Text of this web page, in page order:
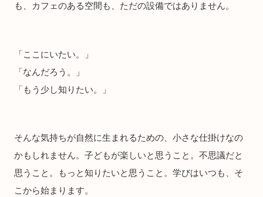
も、カフェのある空間も、ただの設備ではありません。
「ここにいたい。」
「なんだろう。」
「もう少し知りたい。」
そんな気持ちが自然に生まれるための、小さな仕掛けなの
かもしれません。子どもが楽しいと思うこと。不思議だと
思うこと。もっと知りたいと思うこと。学びはいつも、そ
こから始まります。